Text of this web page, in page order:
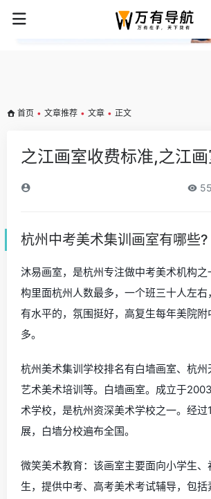
首页 • 文章推荐 • 文章 • 正文
之江画室收费标准,之江
杭州中考美术集训画室有哪些?
沐易画室，是杭州专注做中考美术机构
构里面杭州人数最多，一个班三十人左
有水平的，氛围挺好，高复生每年美院
多。
杭州美术集训学校排名有白墙画室、杭
艺术美术培训等。白墙画室。成立于
术学校，是杭州资深美术学校之一。经过
展，白墙分校遍布全国。
微笑美术教育：该画室主要面向小学生、
生，提供中考、高考美术考试辅导，包括